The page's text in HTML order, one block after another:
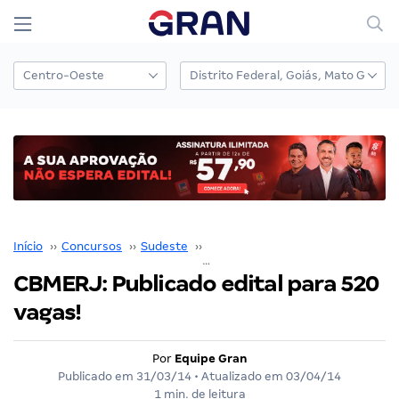
Início ›› Concursos ›› Sudeste ››
CBMERJ: Publicado edital para 520
vagas!
Por Equipe Gran
Publicado em 31/03/14 • Atualizado em 03/04/14
1 min. de leitura